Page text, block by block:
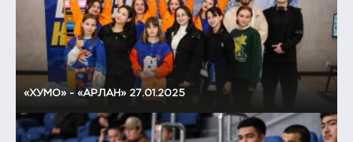
«ХУМО» - «АРЛАН» 27.01.2025